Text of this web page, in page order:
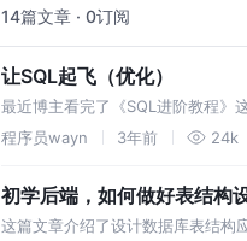
14篇文章 · 0订阅
让SQL起飞（优化）
最近博主看完了《SQL进阶教程》
借用其他读者的评论， 本文给大家
程序员wayn 3年前 24k
初学后端，如何做好表结构
这篇文章介绍了设计数据库表结构